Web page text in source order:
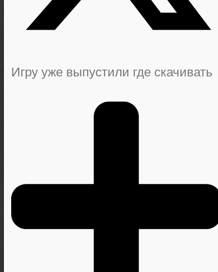
Игру уже выпустили где скачивать